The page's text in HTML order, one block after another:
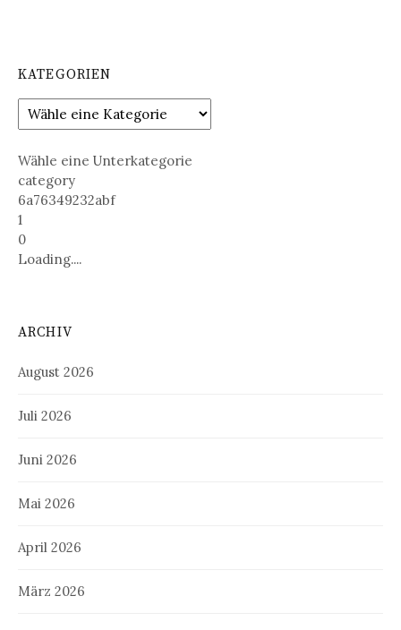
KATEGORIEN
Wähle eine Unterkategorie
category
6a76349232abf
1
0
Loading....
ARCHIV
August 2026
Juli 2026
Juni 2026
Mai 2026
April 2026
März 2026